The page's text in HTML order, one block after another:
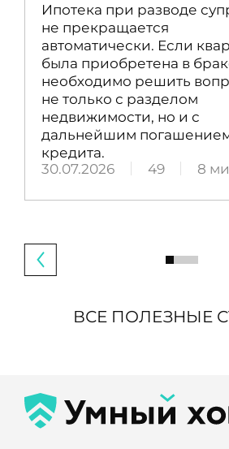
Ипотека при разводе
не прекращается
автоматически. Если
была приобретена в
необходимо решить
не только с разделом
недвижимости, но и с
дальнейшим
кредита.
30.07.2026
49 8
ВСЕ ПОЛЕЗНЫЕ